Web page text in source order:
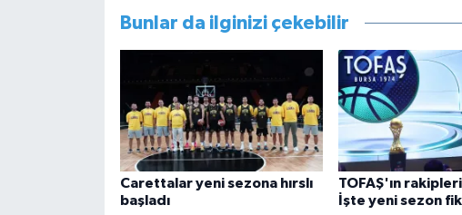
Bunlar da ilginizi çekebilir
Carettalar yeni sezona hırslı
başladı
TOFAŞ'ın
İşte yeni sezon